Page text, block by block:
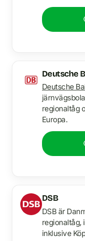
Deutsche
Deutsche
regionaltåg
Europa.
DSB
DSB är
regionaltåg,
inklusive